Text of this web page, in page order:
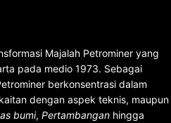
Majalah Petrominer yang
pada medio 1973. Sebagai
berkonsentrasi dalam
dengan aspek teknis, maupun
bumi, Pertambangan hingga